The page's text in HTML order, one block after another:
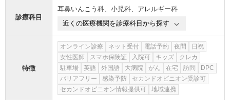
診療科目
耳鼻いんこう科、 小児科、 アレルギー科
近くの医療機関を診療科目から探す
特徴
オンライン診療 ネット受付 電話予約 夜間
日祝
女性医師
スマホ保険証 入院可 キッズ
クレカ
駐車場
英語 外国語 大病院 がん 在宅 訪問
DPC
バリアフリー
感染予防
セカンドオピニオン受診可
セカンドオピニオン情報提供可
地域連携